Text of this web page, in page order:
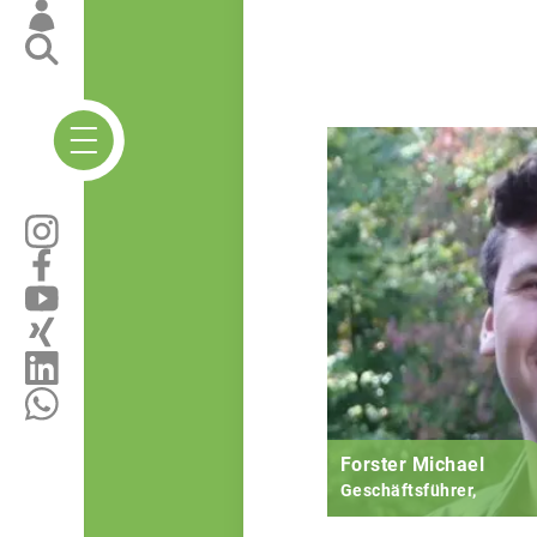
Forster Michael
Geschäftsführer,